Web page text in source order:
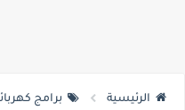
الرئيسية برامج